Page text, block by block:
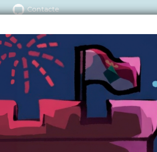
SERVEIS
Contacte
-